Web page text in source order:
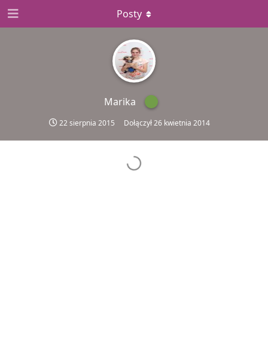
Marika
22 sierpnia 2015 Dołączył26 kwietnia 2014
Posty